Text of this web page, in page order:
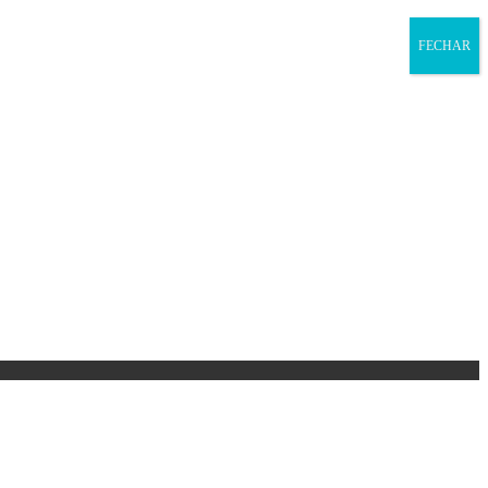
FECHAR